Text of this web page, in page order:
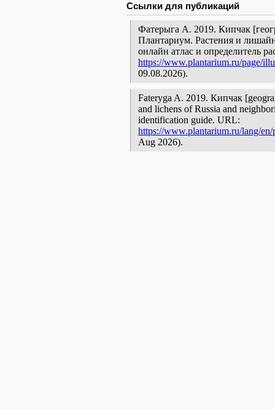
Ссылки для публикаций
Фатерыга А. 2019. Кипчак
Плантариум. Растения и
онлайн атлас и определитель
https://www.plantarium.ru/page/
09.08.2026).
Fateryga A. 2019. Кипчак
and lichens of Russia and
identification guide. URL:
https://www.plantarium.ru/lang/
Aug 2026).